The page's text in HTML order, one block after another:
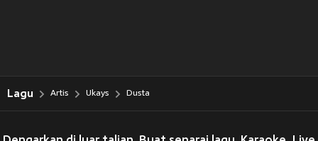
Lagu Artis Ukays Dusta